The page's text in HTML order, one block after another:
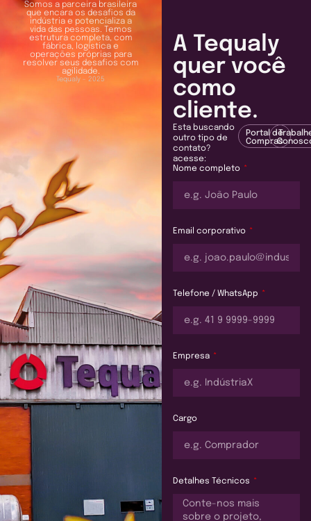
Somos a parceira brasileira
que encara os desafios da
indústria e potencializa a
vida das pessoas. Temos
estrutura completa, com
fábrica, logística e
operações próprias para
resolver seus desafios com
agilidade.
Tequaly - 2025
A Tequaly
quer você
como
cliente.
Esta buscando
outro tipo de
contato?
acesse:
Portal de
Compras
Nome completo
Email corporativo
Telefone / WhatsApp
Empresa
Cargo
Detalhes Técnicos